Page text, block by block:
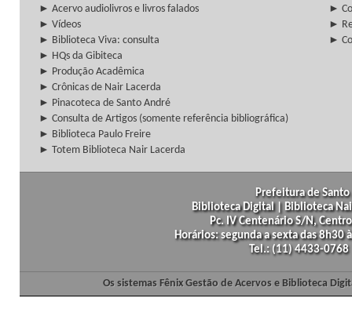
► Acervo audiolivros e livros falados
►
► Vídeos
►
► Biblioteca Viva: consulta
►
► HQs da Gibiteca
► Produção Acadêmica
► Crônicas de Nair Lacerda
► Pinacoteca de Santo André
► Consulta de Artigos (somente referência bibliográfica)
► Biblioteca Paulo Freire
► Totem Biblioteca Nair Lacerda
Prefeitura de
Biblioteca Digital | Biblioteca
Pc. IV Centenário S/N,
Horários: segunda a sexta das
Tel.: (11) 4433-
Os sistemas Fênix Gestão de Acervos e Biblioteca